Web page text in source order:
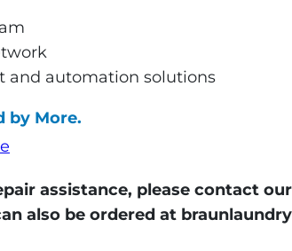
and automation solutions
by More.
assistance, please contact
also be ordered at